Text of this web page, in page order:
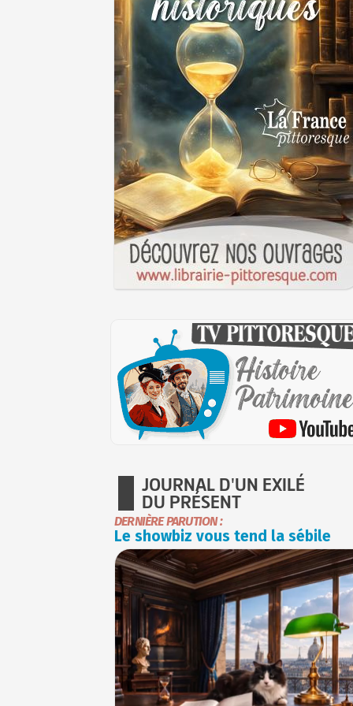
JOURNAL D'UN EXILÉ
DU PRÉSENT
DERNIÈRE PARUTION :
Le showbiz vous tend la sébile